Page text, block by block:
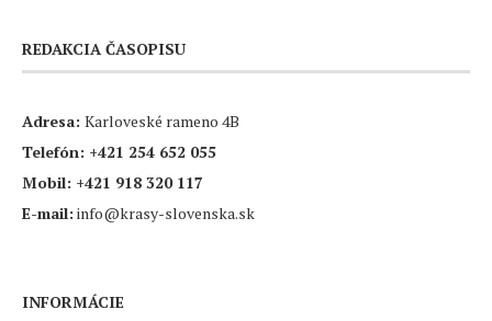
REDAKCIA ČASOPISU
Adresa: Karloveské rameno 4B
Telefón: +421 254 652 055
Mobil: +421 918 320 117
E-mail: info@krasy-slovenska.sk
INFORMÁCIE